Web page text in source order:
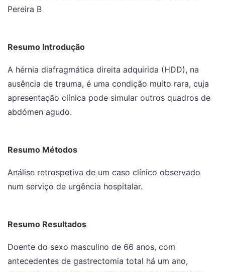
Pereira B
Resumo Introdução
A hérnia diafragmática direita adquirida (HDD), na
ausência de trauma, é uma condição muito rara, cuja
apresentação clínica pode simular outros quadros de
abdómen agudo.
Resumo Métodos
Análise retrospetiva de um caso clínico observado
num serviço de urgência hospitalar.
Resumo Resultados
Doente do sexo masculino de 66 anos, com
antecedentes de gastrectomia total há um ano,